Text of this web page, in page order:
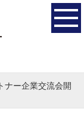
ナー企業交流会開